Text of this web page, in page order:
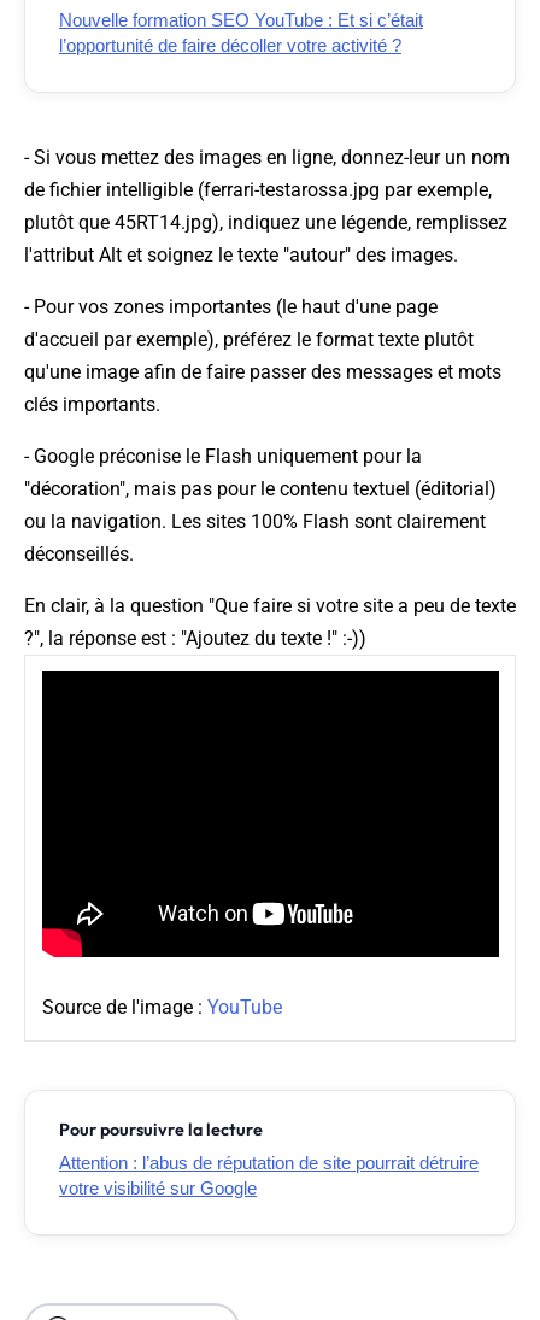
Nouvelle formation SEO YouTube : Et si c’était
l’opportunité de faire décoller votre activité ?
- Si vous mettez des images en ligne, donnez-leur un nom
de fichier intelligible (ferrari-testarossa.jpg par exemple,
plutôt que 45RT14.jpg), indiquez une légende, remplissez
l'attribut Alt et soignez le texte "autour" des images.
- Pour vos zones importantes (le haut d'une page
d'accueil par exemple), préférez le format texte plutôt
qu'une image afin de faire passer des messages et mots
clés importants.
- Google préconise le Flash uniquement pour la
"décoration", mais pas pour le contenu textuel (éditorial)
ou la navigation. Les sites 100% Flash sont clairement
déconseillés.
En clair, à la question "Que faire si votre site a peu de texte
?", la réponse est : "Ajoutez du texte !" :-))
Source de l'image : YouTube
Pour poursuivre la lecture
Attention : l’abus de réputation de site pourrait détruire
votre visibilité sur Google